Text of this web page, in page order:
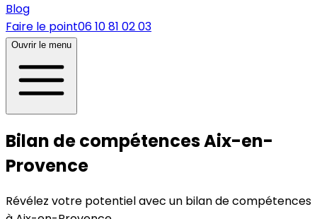
Blog
Faire le point06 10 81 02 03
Ouvrir le menu
Bilan de compétences Aix-en-
Provence
Révélez votre potentiel avec un bilan de compétences